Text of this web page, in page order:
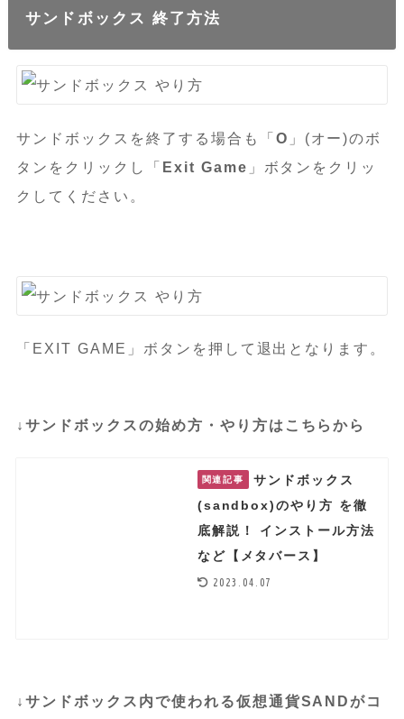
サンドボックス 終了方法
サンドボックスを終了する場合も「O 」(オー)のボ
タンをクリックし「 Exit Game 」ボタンをクリッ
クしてください。
「EXIT GAME」ボタンを押して退出となります。
↓サンドボックスの始め方・やり方はこちらから
関連記事
サンドボックス
(sandbox)のやり方 を徹
底解説！ インストール方法
など【メタバース】
2023.04.07
↓サンドボックス内で使われる仮想通貨SANDがコ